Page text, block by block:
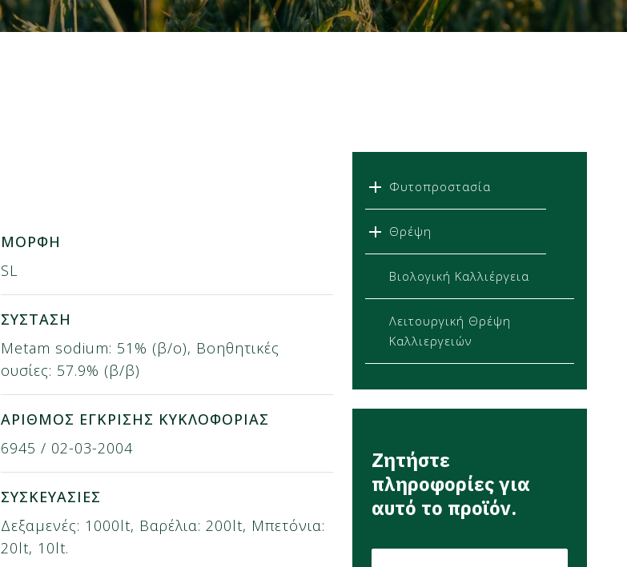
ΜΟΡΦΗ
SL
ΣΥΣΤΑΣΗ
Metam sodium: 51% (β/ο), Βοηθητικές
ουσίες: 57.9% (β/β)
ΑΡΙΘΜΟΣ ΕΓΚΡΙΣΗΣ ΚΥΚΛΟΦΟΡΙΑΣ
6945 / 02-03-2004
ΣΥΣΚΕΥΑΣΙΕΣ
Δεξαμενές: 1000lt, Βαρέλια: 200lt, Μπετόνια:
20lt, 10lt.
Φυτοπροστασία
Θρέψη
Βιολογική Καλλιέργεια
Λειτουργική Θρέψη
Καλλιεργειών
Ζητήστε
πληροφορίες για
αυτό το προϊόν.
E